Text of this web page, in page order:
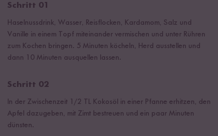
Schritt 01
Haselnussdrink, Wasser, Reisflocken, Kardamom, Salz und
Vanille in einem Topf miteinander vermischen und unter Rühren
zum Kochen bringen. 5 Minuten köcheln, Herd ausstellen und
dann 10 Minuten ausquellen lassen.
Schritt 02
In der Zwischenzeit 1/2 TL Kokosöl in einer Pfanne erhitzen, den
Apfel dazugeben, mit Zimt bestreuen und ein paar Minuten
dünsten.